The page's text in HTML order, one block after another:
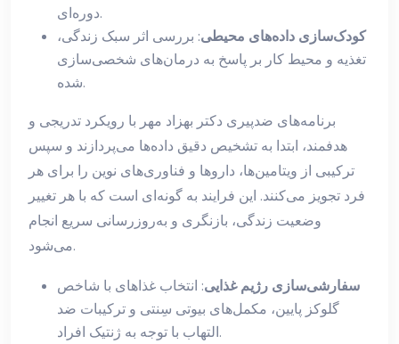
دوره‌ای.
کودک‌سازی داده‌های محیطی: بررسی اثر سبک زندگی،
تغذیه و محیط کار بر پاسخ به درمان‌های شخصی‌سازی
شده.
برنامه‌های ضدپیری دکتر بهزاد مهر با رویکرد تدریجی و
هدفمند، ابتدا به تشخیص دقیق داده‌ها می‌پردازند و سپس
ترکیبی از ویتامین‌ها، داروها و فناوری‌های نوین را برای هر
فرد تجویز می‌کنند. این فرایند به گونه‌ای است که با هر تغییر
وضعیت زندگی، بازنگری و به‌روزرسانی سریع انجام
می‌شود.
سفارشی‌سازی رژیم غذایی: انتخاب غذاهای با شاخص
گلوکز پایین، مکمل‌های بیوتی سِنتی و ترکیبات ضد
التهاب با توجه به ژنتیک افراد.